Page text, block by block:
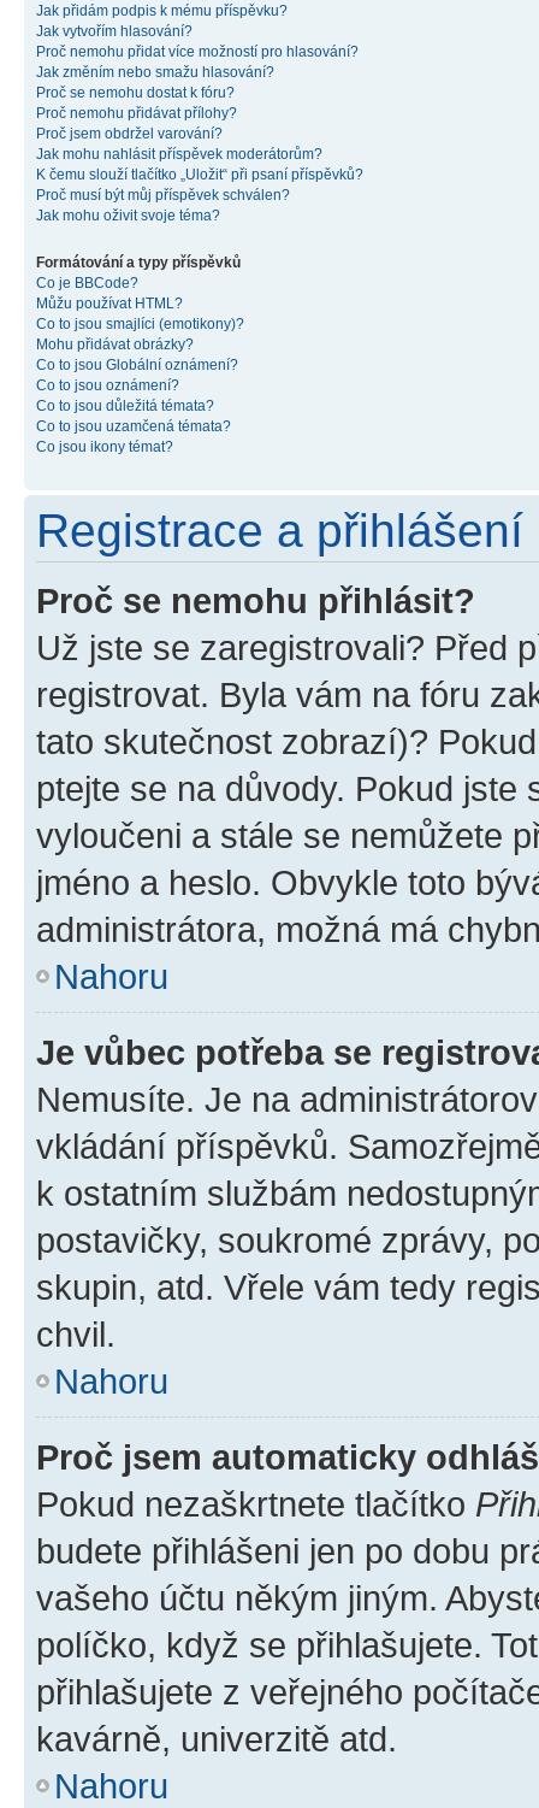
Jak přidám podpis k mému příspěvku?
Jak vytvořím hlasování?
Proč nemohu přidat více možností pro hlasování?
Jak změním nebo smažu hlasování?
Proč se nemohu dostat k fóru?
Proč nemohu přidávat přílohy?
Proč jsem obdržel varování?
Jak mohu nahlásit příspěvek moderátorům?
K čemu slouží tlačítko „Uložit“ při psaní příspěvků?
Proč musí být můj příspěvek schválen?
Jak mohu oživit svoje téma?
Formátování a typy příspěvků
Co je BBCode?
Můžu používat HTML?
Co to jsou smajlíci (emotikony)?
Mohu přidávat obrázky?
Co to jsou Globální oznámení?
Co to jsou oznámení?
Co to jsou důležitá témata?
Co to jsou uzamčená témata?
Co jsou ikony témat?
Registrace a přihlášení
Proč se nemohu přihlásit?
Už jste se zaregistrovali? Před
registrovat. Byla vám na fóru
tato skutečnost zobrazí)?
ptejte se na důvody. Pokud jste
vyloučeni a stále se nemůžete
jméno a heslo. Obvykle toto
administrátora, možná má
Nahoru
Je vůbec potřeba se
Nemusíte. Je na
vkládání příspěvků.
k ostatním službám
postavičky, soukromé zprávy,
skupin, atd. Vřele vám tedy
chvil.
Nahoru
Proč jsem automaticky
Pokud nezaškrtnete tlačítko
budete přihlášeni jen po dobu
vašeho účtu někým jiným.
políčko, když se přihlašujete.
přihlašujete z veřejného
kavárně, univerzitě atd.
Nahoru